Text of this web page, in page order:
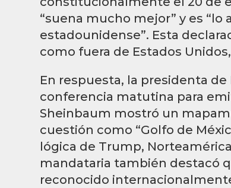
“suena mucho mejor” y es
estadounidense”. Esta
como fuera de Estados
En respuesta, la presidenta
conferencia matutina para
Sheinbaum mostró un
cuestión como “Golfo de
lógica de Trump,
mandataria también destacó
reconocido